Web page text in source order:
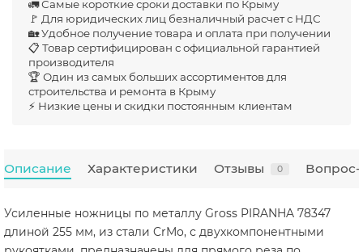
🚛 Самые короткие сроки доставки по Крыму
🚩 Для юридических лиц безналичный расчет с НДС
🏡 Удобное получение товара и оплата при получении
📋 Товар сертифицирован с официальной гарантией
производителя
🏆 Один из самых больших ассортиментов для
строительства и ремонта в Крыму
⚡ Низкие цены и скидки постоянным клиентам
Описание Характеристики Отзывы 0 Вопрос-
Усиленные ножницы по металлу Gross PIRANHA 78347
длиной 255 мм, из стали CrMo, с двухкомпонентными